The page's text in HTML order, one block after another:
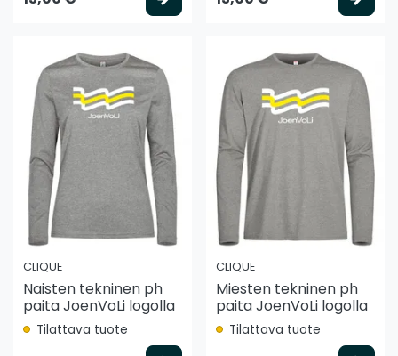
CLIQUE
Naisten tekninen ph
paita JoenVoLi logolla
Tilattava tuote
CLIQUE
Miesten tekninen ph
paita JoenVoLi logolla
Tilattava tuote